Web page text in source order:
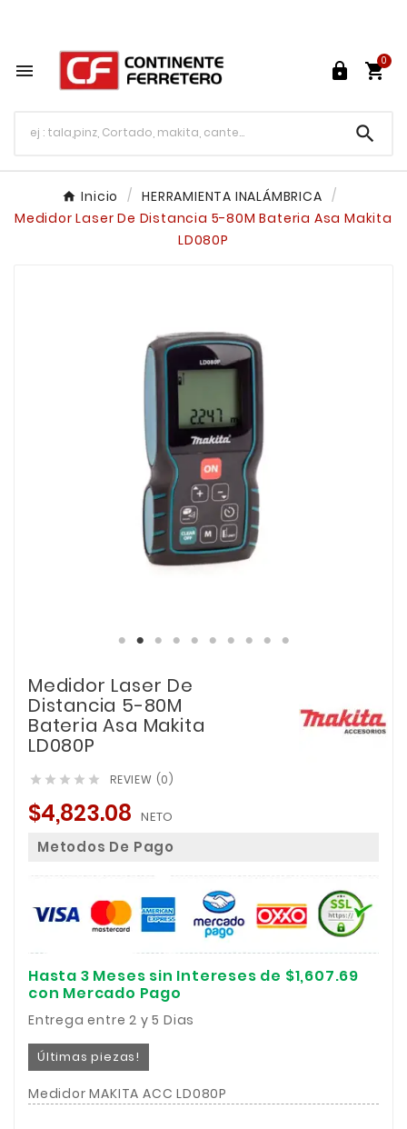
  
0

Inicio
HERRAMIENTA INALÁMBRICA
Medidor Laser De Distancia 5-80M Bateria Asa Makita
LD080P
Medidor Laser De
Distancia 5-80M
Bateria Asa Makita
LD080P
     REVIEW (0)
$4,823.08 NETO
Metodos De Pago
Hasta 3 Meses sin Intereses de $1,607.69
con Mercado Pago
Entrega entre 2 y 5 Dias
Últimas piezas!
Medidor MAKITA ACC LD080P